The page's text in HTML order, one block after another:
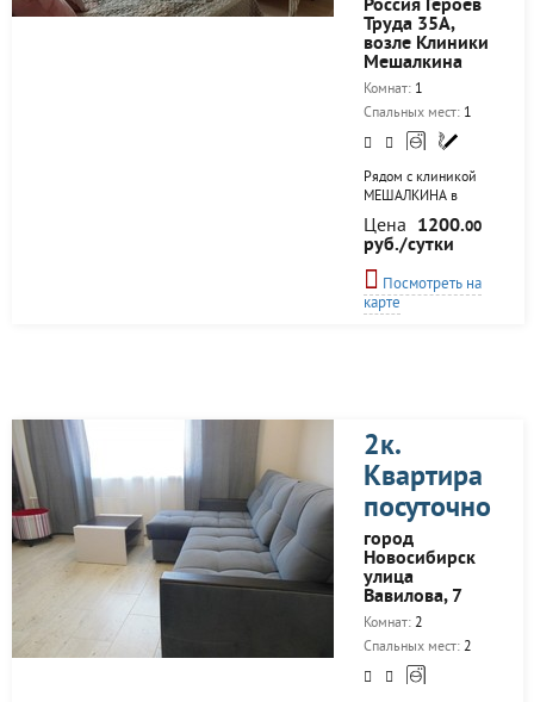
Россия Героев
Труда 35А,
возле Клиники
Мешалкина
Комнат: 1
Спальных мест: 1
Рядом с клиникой
МЕШАЛКИНА в
Академгородке, 5
минут
пешком. Неподалеку
ИЭКМ (Тимакова 4),
НИИ Физиологии,
НИИ Лимфологии
Технопарк, Эдем, все
НИИ СО РАН, НГУ.
Отдельная комната в
квартире, которая
закрывается на
ключ. Общая
прекрасно
оборудованная
кухня, общие
санузлы. Квартира с
отличным...
Цена 1200.00
руб./сутки
Посмотреть на
карте
2к.
Квартира
посуточно
город
Новосибирск
улица
Вавилова, 7
Комнат: 2
Спальных мест: 2